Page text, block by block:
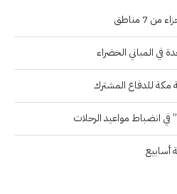
مناطق
في المباني الخضراء
مكة للدفاع المشترك
انضباط مواعيد الرحلات
أسابيع